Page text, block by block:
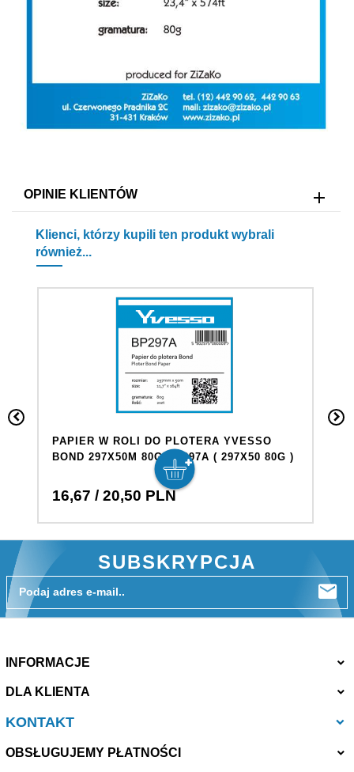
OPINIE KLIENTÓW
Klienci, którzy kupili ten produkt wybrali
również...
PAPIER W ROLI DO PLOTERA YVESSO
BOND 297X50M 80G BP297A ( 297X50 80G )
16,67 / 20,50 PLN
SUBSKRYPCJA
Podaj adres e-mail..
INFORMACJE
DLA KLIENTA
KONTAKT
OBSŁUGUJEMY PŁATNOŚCI